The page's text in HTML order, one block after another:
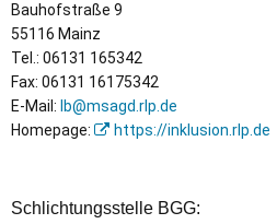
Bauhofstraße 9
55116 Mainz
Tel.: 06131 165342
Fax: 06131 16175342
E-Mail: lb@msagd.rlp.de
Homepage:
https://inklusion.rlp.de
Schlichtungsstelle BGG: